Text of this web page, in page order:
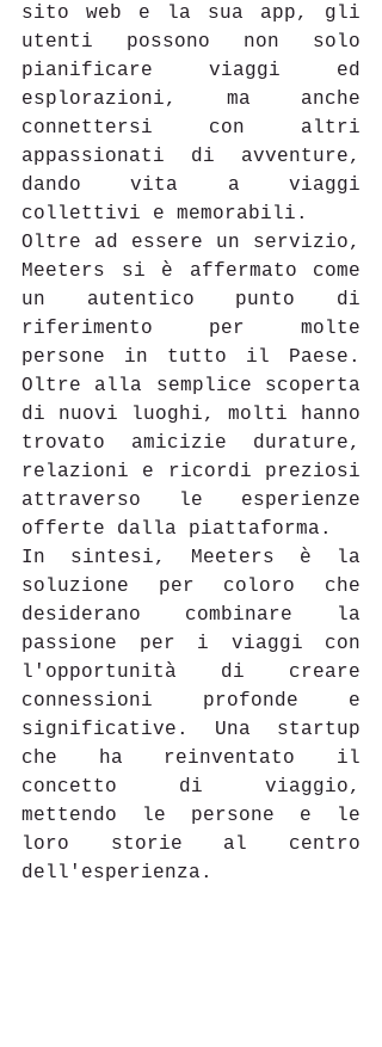
sito web e la sua app, gli
utenti possono non solo
pianificare viaggi ed
esplorazioni, ma anche
connettersi con altri
appassionati di avventure,
dando vita a viaggi
collettivi e memorabili.
Oltre ad essere un servizio,
Meeters si è affermato come
un autentico punto di
riferimento per molte
persone in tutto il Paese.
Oltre alla semplice scoperta
di nuovi luoghi, molti hanno
trovato amicizie durature,
relazioni e ricordi preziosi
attraverso le esperienze
offerte dalla piattaforma.
In sintesi, Meeters è la
soluzione per coloro che
desiderano combinare la
passione per i viaggi con
l'opportunità di creare
connessioni profonde e
significative. Una startup
che ha reinventato il
concetto di viaggio,
mettendo le persone e le
loro storie al centro
dell'esperienza.